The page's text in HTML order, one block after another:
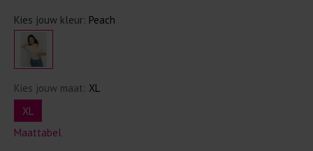
Kies jouw kleur: Peach
Kies jouw maat: XL
XL
Maattabel